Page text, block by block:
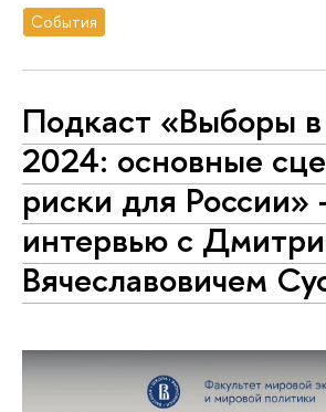
События
Подкаст «Выборы
2024: основные
риски для России»
интервью с
Вячеславовичем